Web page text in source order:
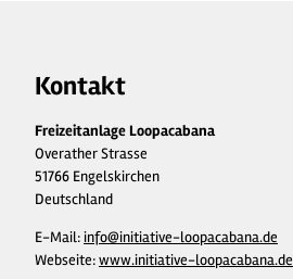
Kontakt
Freizeitanlage Loopacabana
Overather Strasse
51766 Engelskirchen
Deutschland
E-Mail:info@initiative-loopacabana.de
Webseite:www.initiative-loopacabana.de